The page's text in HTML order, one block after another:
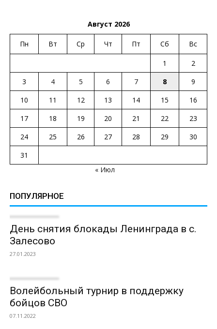
Август 2026
Пн Вт Ср Чт Пт Сб Вс
1
2
3
4 5 6 7 8
9
10
11 12 13 14 15
16
17
18 19 20 21 22
23
24
25 26 27 28 29
30
31
« Июл
ПОПУЛЯРНОЕ
День снятия блокады Ленинграда в с.
Залесово
27.01.2023
Волейбольный турнир в поддержку
бойцов СВО
07.11.2022